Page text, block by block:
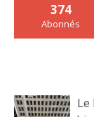
374
Abonnés
Le